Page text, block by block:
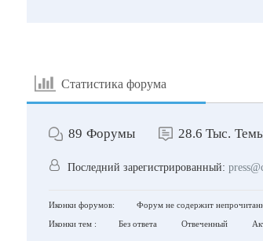
Статистика форума
89 Форумы 28.6 Тыс.
Последний зарегистрированный:
Иконки форумов: Форум не содержит
Иконки тем :
Без ответа Отвеченный